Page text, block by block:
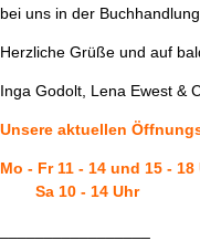
bei uns in der
Herzliche Grüße und auf
Inga Godolt, Lena Ewest &
Unsere aktuellen
Mo - Fr 11 - 14 und 15 - 18
Sa 10 - 14 Uhr